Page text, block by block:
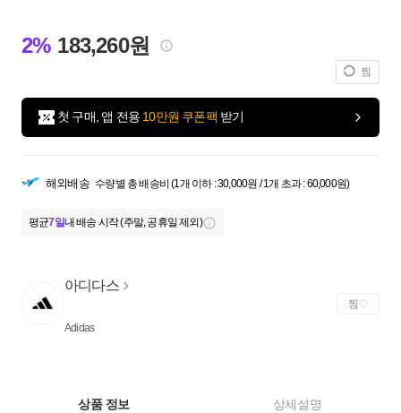
2% 183,260원
찜
첫 구매, 앱 전용 10만원 쿠폰팩 받기
해외배송 수량별 총 배송비 (1개 이하 : 30,000원 / 1개 초과 : 60,000원)
평균7일내 배송 시작 (주말, 공휴일 제외)
아디다스
Adidas
찜
상품 정보 상세설명